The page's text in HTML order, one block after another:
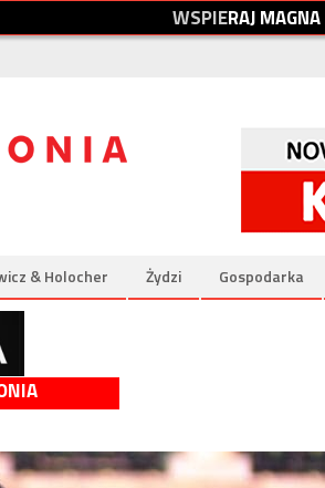
WSPIERAJMAGNA
& Holocher Żydzi Gospodarka